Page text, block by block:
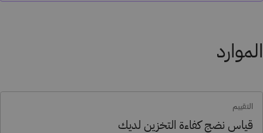
الموارد
التقييم
قياس نضج كفاءة التخزين لديك